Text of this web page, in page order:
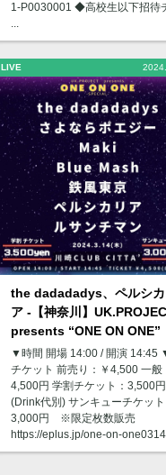
1-P0030001 ◆高校生以下招待
...
LIVE
the dadadadys、ペルシ
ア -【神奈川】
presents “ONE ON ONE”
▼時間 開場 14:00 / 開演 14:45
チケット 前売り：￥4,500 一般
4,500円 学割チケット：
(Drink代別) サンキューチケ
3,000円 ※限定枚数販売
https://eplus.jp/one-on-